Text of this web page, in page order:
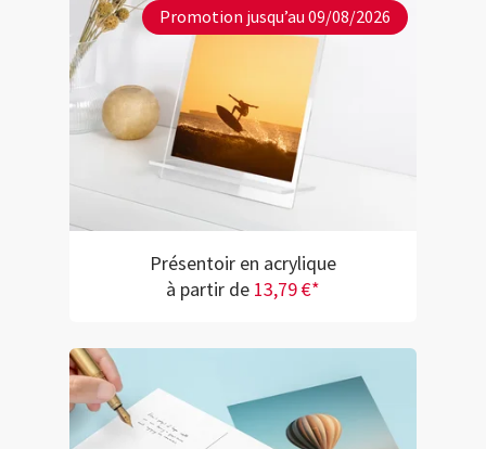
Promotion jusqu’au 09/08/2026
Présentoir en acrylique
à partir de 13,79 €*